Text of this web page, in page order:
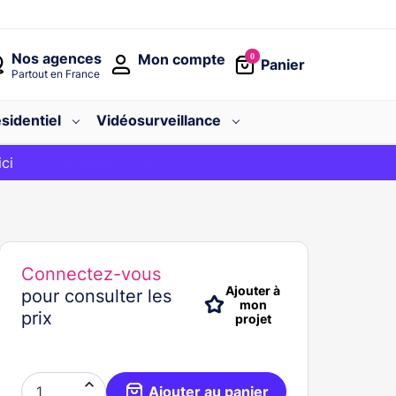
Nos agences
Partout en France
0
Panier
Mon compte
Vidéosurveillance
le code
Connectez-vous
pour consulter les
prix
Ajouter à
mon
projet
 Ajouter au panier